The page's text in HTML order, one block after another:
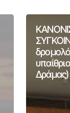
Δράμας)